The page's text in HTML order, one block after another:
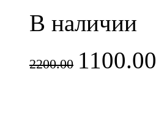
В наличии
2200.00 1100.00